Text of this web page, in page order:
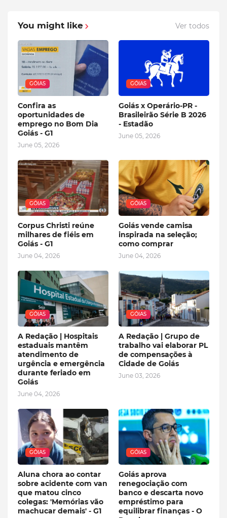
You might like Ver todos
GÓIAS
Confira as
oportunidades de
emprego no Bom Dia
Goiás - G1
June 05, 2026
GÓIAS
Goiás x Operário-PR -
Brasileirão Série B 2026
- Estadão
June 05, 2026
GÓIAS
Corpus Christi reúne
milhares de fiéis em
Goiás - G1
June 04, 2026
GÓIAS
Goiás vende camisa
inspirada na seleção;
como comprar
June 04, 2026
GÓIAS
A Redação | Hospitais
estaduais mantêm
atendimento de
urgência e emergência
durante feriado em
Goiás
June 04, 2026
GÓIAS
A Redação | Grupo de
trabalho vai elaborar PL
de compensações à
Cidade de Goiás
June 03, 2026
GÓIAS
Aluna chora ao contar
sobre acidente com van
que matou cinco
colegas: 'Memórias vão
machucar demais' - G1
GÓIAS
Goiás aprova
renegociação com
banco e descarta novo
empréstimo para
equilibrar finanças - O